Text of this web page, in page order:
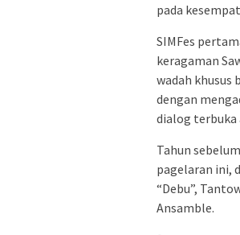
pada
SIMFes
keragaman
wadah khusus
dengan
dialog terbuka
Tahun
pagelaran ini,
“Debu”,
Ansamble.